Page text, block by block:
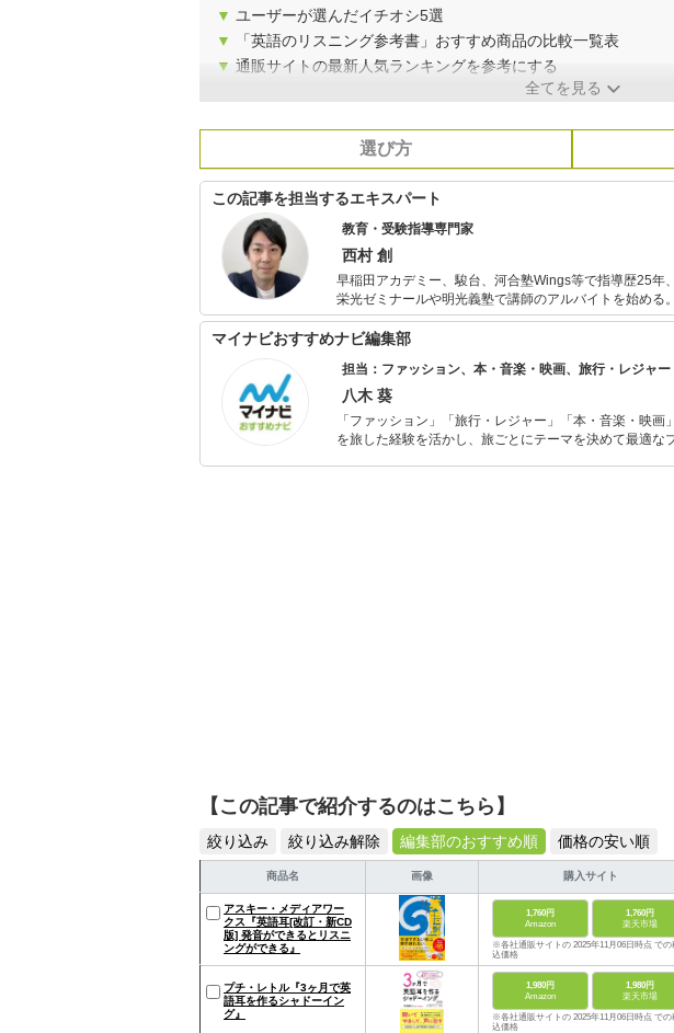
▼ ユーザーが選んだイチオシ5選
▼
「英語のリスニング参考書」おすすめ商品の比較一覧表
▼ 通販サイトの最新人気ランキングを参考にする
全てを見る
選び方
この記事を担当するエキスパート
教育・受験指導専門家
西村 創
早稲田アカデミー、駿台、河合塾Wings等で指導歴25年、指導生徒
栄光ゼミナールや明光義塾で講師のアルバイトを始める。 新卒入社の早稲田アカデミーでは入社初年
度に生徒授業満足度全講師中1位を取り、社長から表彰される。 駿台ではシンガポー
て、社歴80年初の20代校長として香港校校長を務め、過去最高の合
プロダクション運営、All Aboutの教育・受験ガイド、教
筆・編集、全国の中学校・高校でのセミナー講演、書籍執筆などに
（KADOKAWA、PHP研究所他）は全て重版更新中、累計14万部突破。 テレビ
ディア出演、掲載多数。 「にしむら先生 受
マイナビおすすめナビ編集部
担当：ファッション、本・音楽・映画、旅行・レジャー
八木 葵
「ファッション」「旅行・レジャー」「本・音楽・映
を旅した経験を活かし、旅ごとにテーマを決めて最適な
【この記事で紹介するのはこちら】
絞り込み 絞り込み解除 編集部のおすすめ順 価格の安い順
商品名 画像 購入サイト
アスキー・メディアワー
クス『英語耳[改訂・新CD
版] 発音ができるとリスニ
ングができる』
1,760円
Amazon
1,760円
楽天市場
※各社通販サイトの 2025年11月06日時点 での
込価格
プチ・レトル『3ヶ月で英
語耳を作るシャドーイン
グ』
1,980円
Amazon
1,980円
楽天市場
※各社通販サイトの 2025年11月06日時点 での
込価格